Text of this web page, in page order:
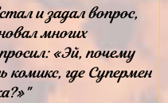
и задал вопрос,
многих
«Эй, почему
комикс, где Супермен